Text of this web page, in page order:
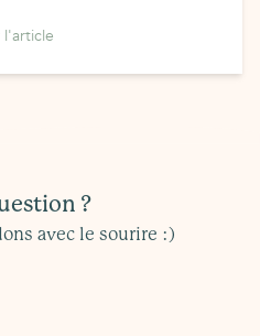
l'article
?
avec le sourire :)